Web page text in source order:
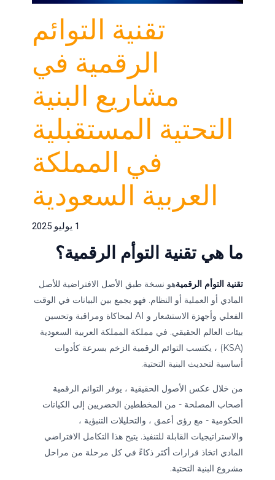
تقنية التوائم
الرقمية في
مشاريع البنية
التحتية المستقبلية
في المملكة
العربية السعودية
1 يوليو 2025
ما هي تقنية التوأم الرقمية؟
تقنية التوأم الرقميةهو نسخة طبق الأصل الافتراضية للأصل
المادي أو العملية أو النظام. فهو يجمع بين البيانات في الوقت
الفعلي وأجهزة الاستشعار و AI لمحاكاة ومراقبة وتحسين
بيئات العالم الحقيقي. في مملكة المملكة العربية السعودية
(KSA) ، يكتسب التوائم الرقمية الزخم بسرعة كأدوات
أساسية لتحديث البنية التحتية.
من خلال عكس الأصول الحقيقية ، يوفر التوائم الرقمية
أصحاب المصلحة - من المخططين الحضريين إلى الكيانات
الحكومية - مع رؤى أعمق ، والتحليلات التنبؤية ،
والاستراتيجيات القابلة للتنفيذ. يتيح هذا التكامل الافتراضي
المادي اتخاذ قرارات أكثر ذكاءً في كل مرحلة من مراحل
مشروع البنية التحتية.